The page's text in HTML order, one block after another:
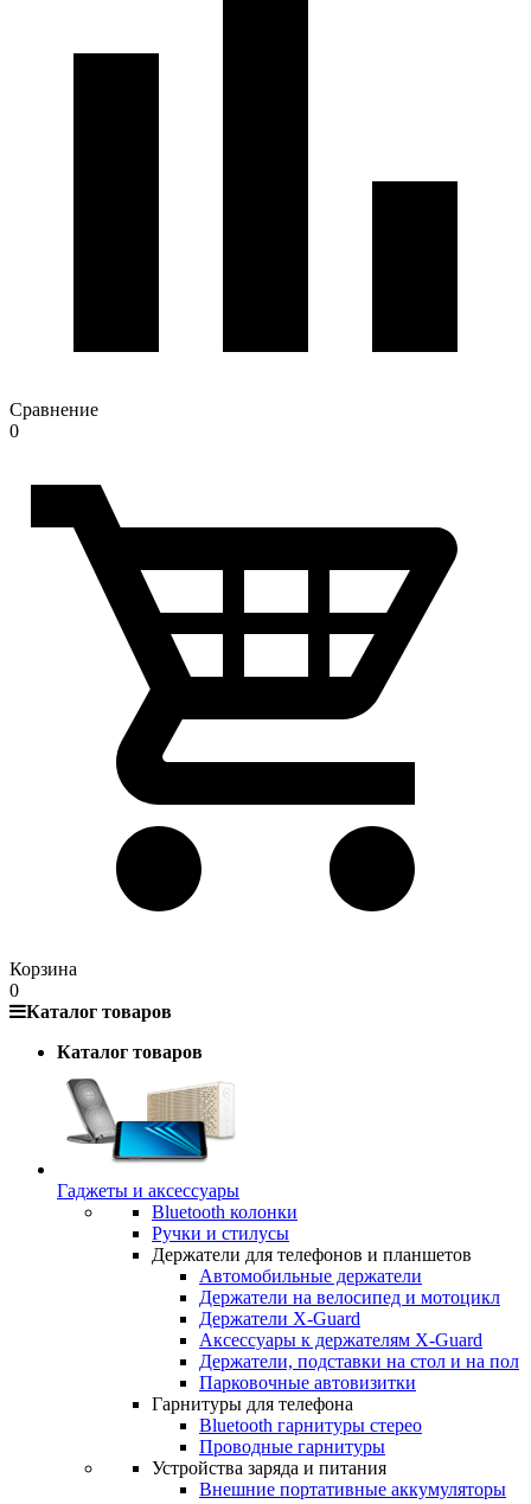
Сравнение
0
Корзина
0
Каталог товаров
Каталог товаров
Гаджеты и аксессуары
Bluetooth колонки
Ручки и стилусы
Держатели для телефонов и планшетов
Автомобильные держатели
Держатели на велосипед и мотоцикл
Держатели X-Guard
Аксессуары к держателям X-Guard
Держатели, подставки на стол и на пол
Парковочные автовизитки
Гарнитуры для телефона
Bluetooth гарнитуры стерео
Проводные гарнитуры
Устройства заряда и питания
Внешние портативные аккумуляторы